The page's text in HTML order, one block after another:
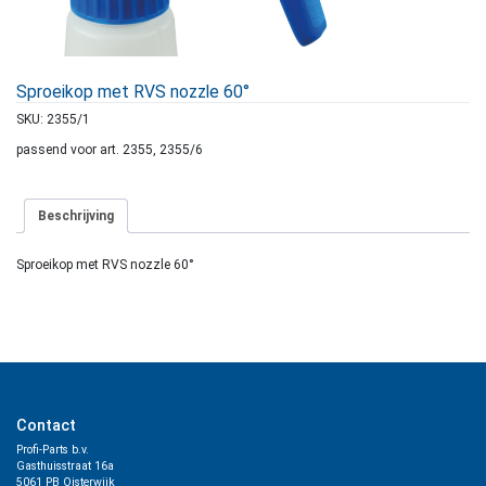
Sproeikop met RVS nozzle 60°
SKU: 2355/1
passend voor art. 2355, 2355/6
Beschrijving
Sproeikop met RVS nozzle 60°
Contact
Profi-Parts b.v.
Gasthuisstraat 16a
5061 PB Oisterwijk